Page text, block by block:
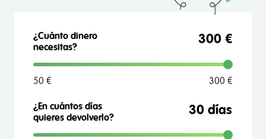
¿Cuánto dinero
necesitas?
300 €
50 € 300 €
¿En cuántos días
quieres devolverlo?